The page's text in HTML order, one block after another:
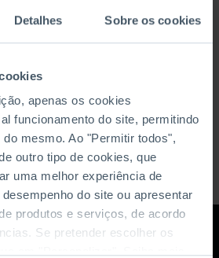
Detalhes Sobre os cookies
apenas os cookies
funcionamento do site, permitindo
mesmo. Ao "Permitir todos",
outro tipo de cookies, que
uma melhor experiência de
do site ou apresentar
produtos e serviços, de acordo
Se pretender escolher os